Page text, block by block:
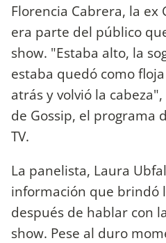
Florencia Cabrera, la ex
era parte del público
show. "Estaba alto, la
estaba quedó como
atrás y volvió la
de Gossip, el programa
TV.
La panelista, Laura
información que brindó
después de hablar con
show. Pese al duro